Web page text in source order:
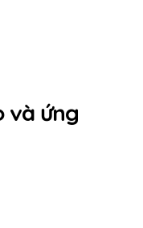
và ứng